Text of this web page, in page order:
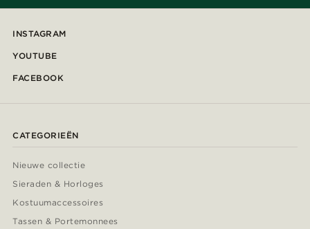
INSTAGRAM
YOUTUBE
FACEBOOK
CATEGORIEËN
Nieuwe collectie
Sieraden & Horloges
Kostuumaccessoires
Tassen & Portemonnees